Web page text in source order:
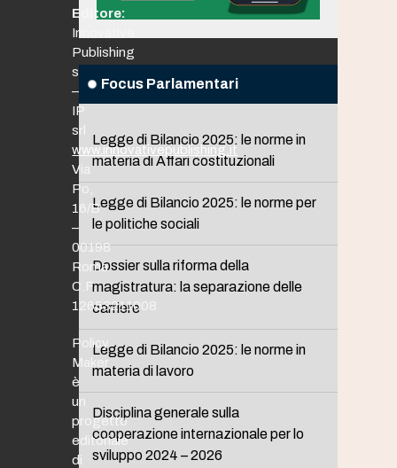
Focus Parlamentari
Legge di Bilancio 2025: le norme in
materia di Affari costituzionali
Legge di Bilancio 2025: le norme per
le politiche sociali
Dossier sulla riforma della
magistratura: la separazione delle
carriere
Legge di Bilancio 2025: le norme in
materia di lavoro
Disciplina generale sulla
cooperazione internazionale per lo
sviluppo 2024 – 2026
Editore:
Innovative
Publishing
srl
–
IP
srl
www.innovativepublishing.it
Via
Po,
16/B
–
00198
Roma
C.F.
12653211008
Policy
Maker
è
un
progetto
editoriale
di